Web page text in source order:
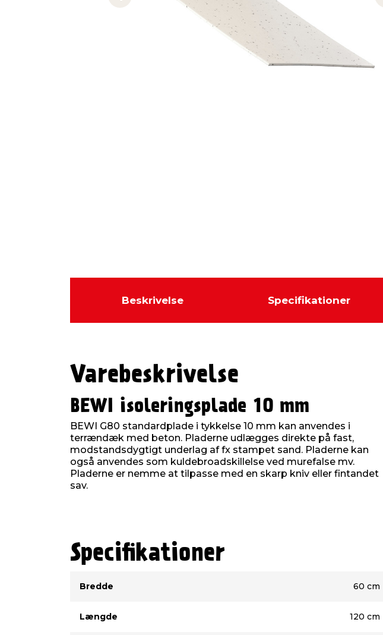
Previous slide
Beskrivelse Specifikationer
Varebeskrivelse
BEWI isoleringsplade 10 mm
BEWI G80 standardplade i tykkelse 10 mm kan anvendes i
terrændæk med beton. Pladerne udlægges direkte på fast,
modstandsdygtigt underlag af fx stampet sand. Pladerne kan
også anvendes som kuldebroadskillelse ved murefalse mv.
Pladerne er nemme at tilpasse med en skarp kniv eller fintandet
sav.
Specifikationer
Bredde
60 cm
Længde 120 cm